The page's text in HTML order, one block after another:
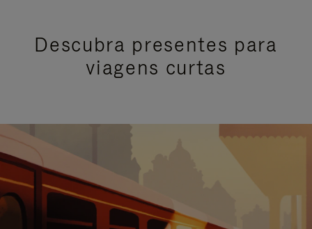
Descubra presentes para
viagens curtas